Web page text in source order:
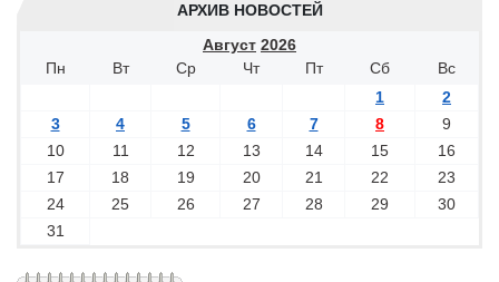
АРХИВ НОВОСТЕЙ
Август 2026
Пн
Вт Ср Чт Пт Сб
Вс
1
2
3
4 5 6 7 8
9
10
11 12 13 14 15
16
17
18 19 20 21 22
23
24
25 26 27 28 29
30
31